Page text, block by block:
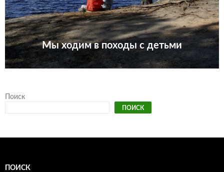
Мы ходим в походы с детьми
Поиск
ПОИСК
ПОИСК